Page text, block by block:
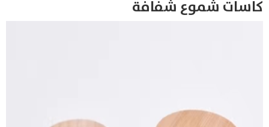
كاسات شموع شفافة